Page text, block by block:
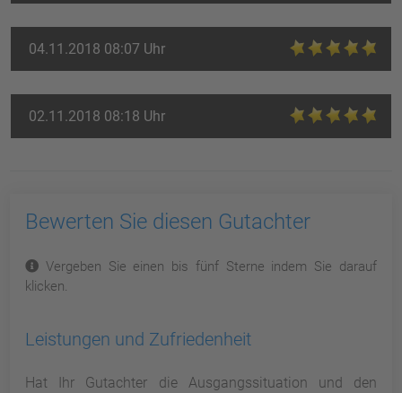
04.11.2018 08:07 Uhr
02.11.2018 08:18 Uhr
Bewerten Sie diesen Gutachter
Vergeben Sie einen bis fünf Sterne indem Sie darauf
klicken.
Leistungen und Zufriedenheit
Hat Ihr Gutachter die Ausgangssituation und den